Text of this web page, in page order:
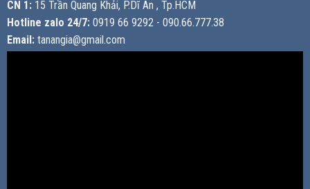
CN 1: 15 Trần Quang Khải, P.Dĩ An , Tp.HCM
Hotline zalo 24/7: 0919 66 9292 - 090.66.777.38
Email: tanangia@gmail.com